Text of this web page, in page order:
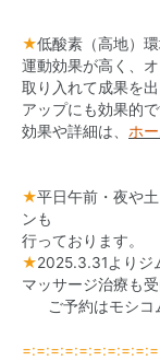
★低酸素（高地）
運動効果が高く、
取り入れて成果を
アップにも効果的
効果や詳細は、 ホ
★平日午前・夜や
ンも
行っております。
★2025.3.31よりジ
マッサージ治療も
ご予約はモシコ